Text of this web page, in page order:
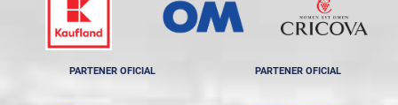
PARTENER OFICIAL PARTENER OFICIAL